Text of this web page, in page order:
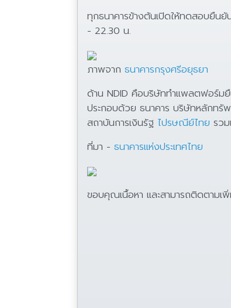
ทุกธนาคารข้างต้นเปิดให้ทดสอบยื
- 22.30 น.
ภาพจาก ธนาคารกรุงศรีอยุธยา
ด้าน NDID คือบริษัททำแพลตฟอร์ม
ประกอบด้วย ธนาคาร บริษัทหลักทรั
สถาบันการเงินรัฐ ไปรษณีย์ไทย รว
ที่มา - ธนาคารแห่งประเทศไทย
ขอบคุณเนื้อหา และสามารถติดตามเ